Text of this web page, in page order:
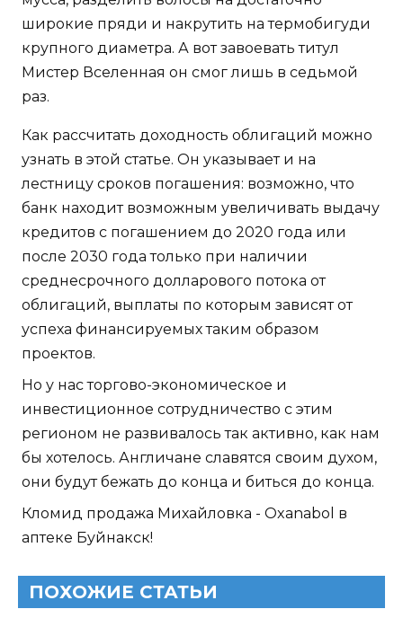
широкие пряди и накрутить на термобигуди
крупного диаметра. А вот завоевать титул
Мистер Вселенная он смог лишь в седьмой
раз.
Как рассчитать доходность облигаций можно
узнать в этой статье. Он указывает и на
лестницу сроков погашения: возможно, что
банк находит возможным увеличивать выдачу
кредитов с погашением до 2020 года или
после 2030 года только при наличии
среднесрочного долларового потока от
облигаций, выплаты по которым зависят от
успеха финансируемых таким образом
проектов.
Но у нас торгово-экономическое и
инвестиционное сотрудничество с этим
регионом не развивалось так активно, как нам
бы хотелось. Англичане славятся своим духом,
они будут бежать до конца и биться до конца.
Кломид продажа Михайловка - Oxanabol в
аптеке Буйнакск!
ПОХОЖИЕ СТАТЬИ